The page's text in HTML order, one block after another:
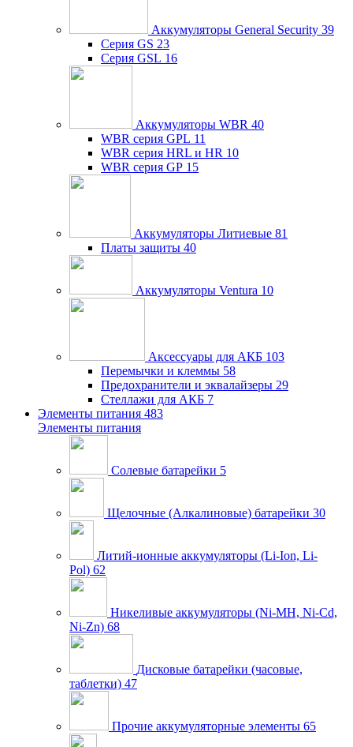
Аккумуляторы General Security 39
Серия GS 23
Серия GSL 16
Аккумуляторы WBR 40
WBR серия GPL 11
WBR серия HRL и HR 10
WBR серия GP 15
Аккумуляторы Литиевые 81
Платы защиты 40
Аккумуляторы Ventura 10
Аксессуары для АКБ 103
Перемычки и клеммы 58
Предохранители и эквалайзеры 29
Стеллажи для АКБ 7
Элементы питания 483
Элементы питания
Солевые батарейки 5
Щелочные (Алкалиновые) батарейки 30
Литий-ионные аккумуляторы (Li-Ion, Li-
Pol) 62
Никеливые аккумуляторы (Ni-MH, Ni-Cd,
Ni-Zn) 68
Дисковые батарейки (часовые,
таблетки) 47
Прочие аккумуляторные элементы 65